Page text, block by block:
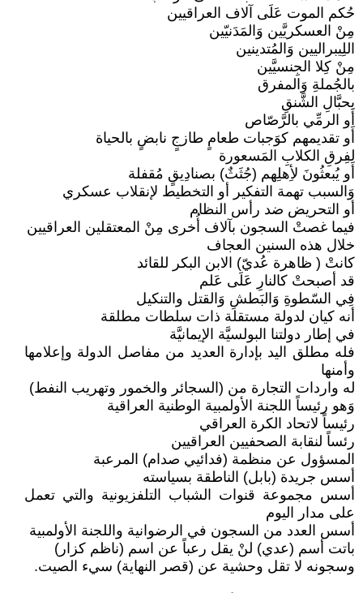
حُكم الموت عَلَى آلاف العراقيين
مِنْ العسكريَّين وَالمَدَنيّين
اللِيبراليين وَالمُتدينين
مِنْ كِلا الجِنسيَّين
بالجُملةِ وَالمفرق
بحبَّالِ الشَّنقِ
أَو الرمِّي بالرَّصّاص
أَو تقديمهم كوَجبات طعامٍ طازجٍ نابضٍ بالحياة
لفِرقِ الكلابِ المَسعورة
أَو يُبعثُونَ لأِهلِهم (جُثَثٌ) بصنادِيقٍ مُقفلة
وَالسبب تهمة التفكير أو التخطيط لإنقلاب عسكري
أو التحريض ضد رأس النظام
فيما غصتْ السجون بآلاف أُخرى مِنْ المعتقلين العراقيين
خلال هذه السنين العجاف
كانتْ ( ظاهرة عُديّ) الابن البكر للقائد
قد أصبحتْ كالنارِ عَلَى عَلم
فِي السّطوةِ وَالبَطشِ وَالقتل والتنكيل
أنه كيان لدولة مستقلة ذات سلطات مطلقة
في إطار دولتنا البولسيَّة الإيمانيَّة
فله مطلق اليد بإدارة العديد من مفاصل الدولة وإعلامها
وأمنها
له واردات التجارة من (السجائر والخمور وتهريب النفط)
وَهو رئيساً اللجنة الأولمبية الوطنية العراقية
رئيساً لاتحاد الكرة العراقي
رئساً لنقابة الصحفيين العراقيين
المسؤول عن منظمة (فدائيي صدام) المرعبة
أسس جريدة (بابل) الناطقة بسياسته
أسس مجموعة قنوات الشباب التلفزيونية والتي تعمل
على مدار اليوم
أسس العدد من السجون في الرضوانية واللجنة الأولمبية
باتت أسم (عدي) لنْ يقل رعباً عن اسم (ناظم كزار)
وسجونه لا تقل وحشية عن (قصر النهاية) سيء الصيت.